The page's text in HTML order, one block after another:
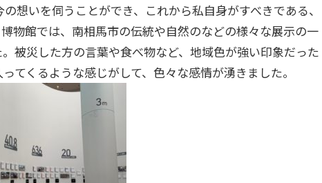
想いを伺うことができ、これから私自身がすべきである、
物館では、南相馬市の伝統や自然のなどの様々な展示の一
被災した方の言葉や食べ物など、地域色が強い印象だった
てくるような感じがして、色々な感情が湧きました。